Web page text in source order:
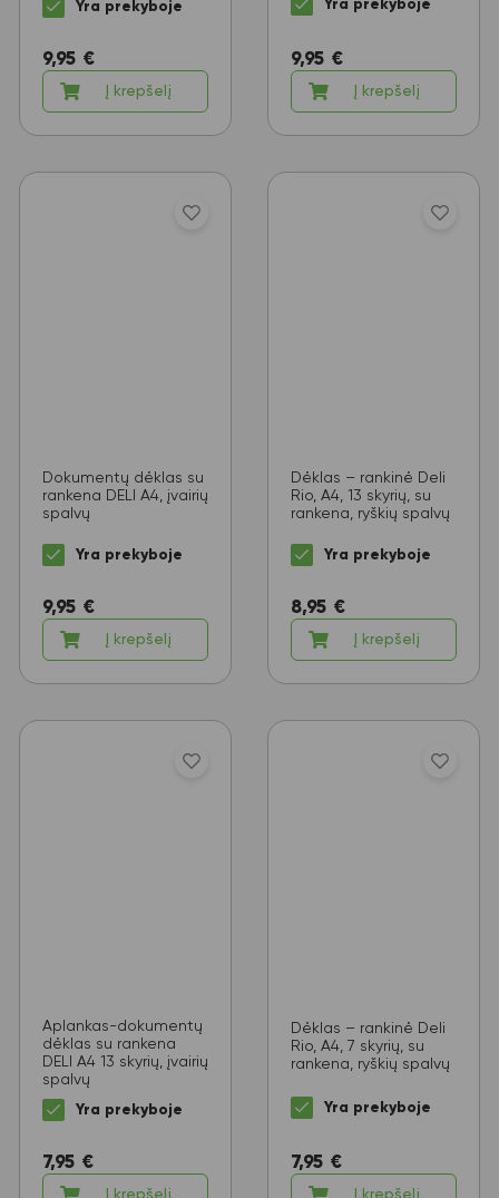
Yra prekyboje
9,95 €
Į krepšelį
Yra prekyboje
9,95 €
Į krepšelį
Dokumentų dėklas su
rankena DELI A4, įvairių
spalvų
Yra prekyboje
9,95 €
Į krepšelį
Dėklas – rankinė Deli
Rio, A4, 13 skyrių, su
rankena, ryškių spalvų
Yra prekyboje
8,95 €
Į krepšelį
Aplankas-dokumentų
dėklas su rankena
DELI A4 13 skyrių, įvairių
spalvų
Yra prekyboje
7,95 €
Į krepšelį
Dėklas – rankinė Deli
Rio, A4, 7 skyrių, su
rankena, ryškių spalvų
Yra prekyboje
7,95 €
Į krepšelį